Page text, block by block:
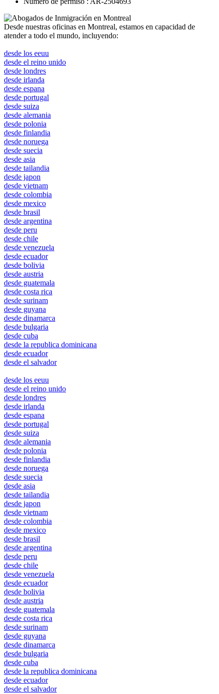
Desde nuestras oficinas en Montreal, estamos en capacidad de
atender a todo el mundo, incluyendo:
desde los eeuu
desde el reino unido
desde londres
desde irlanda
desde espana
desde portugal
desde suiza
desde alemania
desde polonia
desde finlandia
desde noruega
desde suecia
desde asia
desde tailandia
desde japon
desde vietnam
desde colombia
desde mexico
desde brasil
desde argentina
desde peru
desde chile
desde venezuela
desde ecuador
desde bolivia
desde austria
desde guatemala
desde costa rica
desde surinam
desde guyana
desde dinamarca
desde bulgaria
desde cuba
desde la republica dominicana
desde ecuador
desde el salvador
desde los eeuu
desde el reino unido
desde londres
desde irlanda
desde espana
desde portugal
desde suiza
desde alemania
desde polonia
desde finlandia
desde noruega
desde suecia
desde asia
desde tailandia
desde japon
desde vietnam
desde colombia
desde mexico
desde brasil
desde argentina
desde peru
desde chile
desde venezuela
desde ecuador
desde bolivia
desde austria
desde guatemala
desde costa rica
desde surinam
desde guyana
desde dinamarca
desde bulgaria
desde cuba
desde la republica dominicana
desde ecuador
desde el salvador